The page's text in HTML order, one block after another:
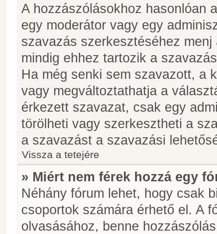
A hozzászólásokhoz hasonlóan
egy moderátor vagy egy
szavazás szerkesztéséhez
mindig ehhez tartozik a
Ha még senki sem szavazott, a
vagy megváltoztathatja a
érkezett szavazat, csak egy
törölheti vagy szerkesztheti a
a szavazást a szavazási
Vissza a tetejére
» Miért nem férek hozzá egy
Néhány fórum lehet, hogy csak
csoportok számára érhető el. A
olvasásához, benne